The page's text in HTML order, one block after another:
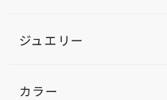
ジュエリー
カラー